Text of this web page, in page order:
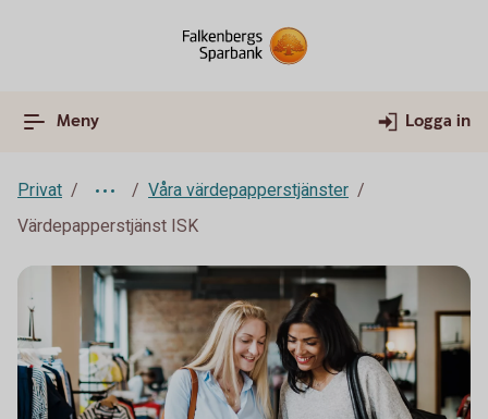
Meny Logga in
Privat
Våra värdepapperstjänster
Värdepapperstjänst ISK